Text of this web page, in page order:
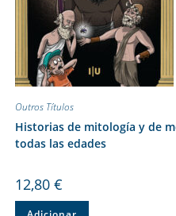
Outros Títulos
Historias de mitología y de
todas las edades
12,80 €